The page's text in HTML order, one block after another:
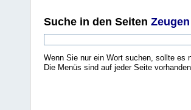
Suche in den Seiten
Wenn Sie nur ein Wort suchen, sollte es
Die Menüs sind auf jeder Seite